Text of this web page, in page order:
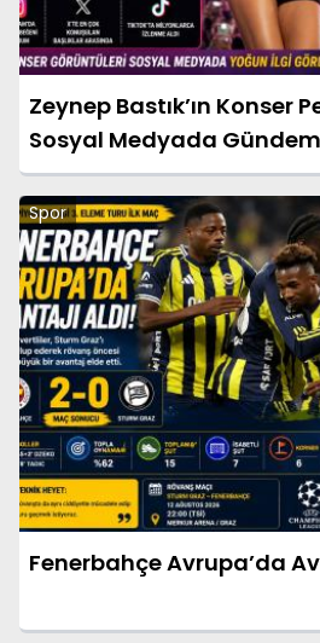
Zeynep Bastık’ın Konser
Sosyal Medyada
Spor
Fenerbahçe Avrupa’da